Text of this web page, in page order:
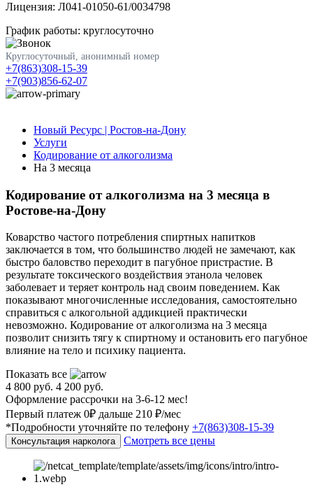
Лицензия: Л041-01050-61/0034798
График работы: круглосуточно
Круглосуточный, анонимный номер
+7(863)308-15-39
+7(903)856-62-07
Новый Ресурс | Ростов-на-Дону
Услуги
Кодирование от алкоголизма
На 3 месяца
Кодирование от алкоголизма на 3 месяца в
Ростове-на-Дону
Коварство частого потребления спиртных напитков
заключается в том, что большинство людей не замечают, как
быстро баловство переходит в пагубное пристрастие. В
результате токсического воздействия этанола человек
заболевает и теряет контроль над своим поведением. Как
показывают многочисленные исследования, самостоятельно
справиться с алкогольной аддикцией практически
невозможно. Кодирование от алкоголизма на 3 месяца
позволит снизить тягу к спиртному и остановить его пагубное
влияние на тело и психику пациента.
Показать все
4 800 руб. 4 200 руб.
Оформление рассрочки на 3-6-12 мес!
Первый платеж 0₽ дальше 210 ₽/мес
*Подробности уточняйте по телефону +7(863)308-15-39
Консультация нарколога Смотреть все цены